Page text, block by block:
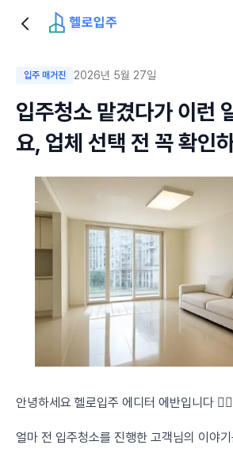
입주 매거진 2026년 5월 27일
입주청소 맡겼다가 이런
요, 업체 선택 전 꼭 확인
안녕하세요 헬로입주 에디터 에반입니다 🙇‍♂️
얼마 전 입주청소를 진행한 고객님의 이야